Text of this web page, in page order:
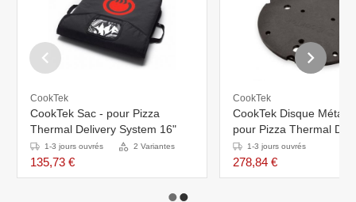
CookTek
CookTek Sac - pour Pizza
Thermal Delivery System 16"
1-3 jours ouvrés 2 Variantes
135,73 €
CookTek
CookTek Disque
pour Pizza Thermal
System 16" en 18"
1-3 jours ouvrés
278,84 €